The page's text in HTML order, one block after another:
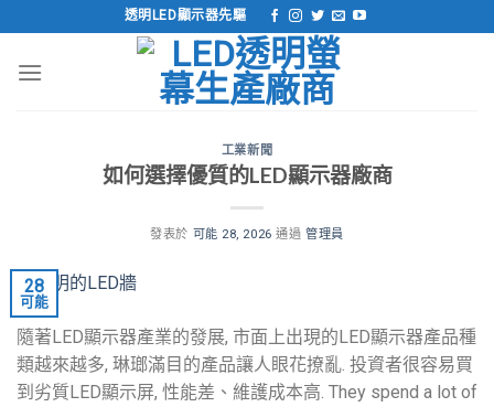
到
透明LED顯示器先驅
工業新聞
如何選擇優質的LED顯示器廠商
發表於 可能 28, 2026 通過 管理員
28
可能
隨著LED顯示器產業的發展, 市面上出現的LED顯示器產品種
類越來越多, 琳瑯滿目的產品讓人眼花撩亂. 投資者很容易買
到劣質LED顯示屏, 性能差、維護成本高. They spend a lot of